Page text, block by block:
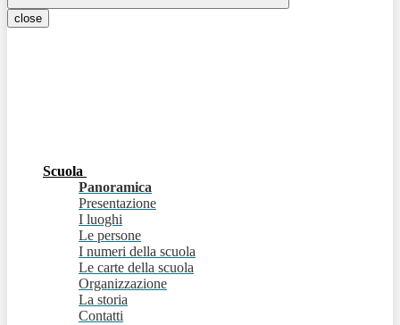
close
Scuola
Panoramica
Presentazione
I luoghi
Le persone
I numeri della scuola
Le carte della scuola
Organizzazione
La storia
Contatti